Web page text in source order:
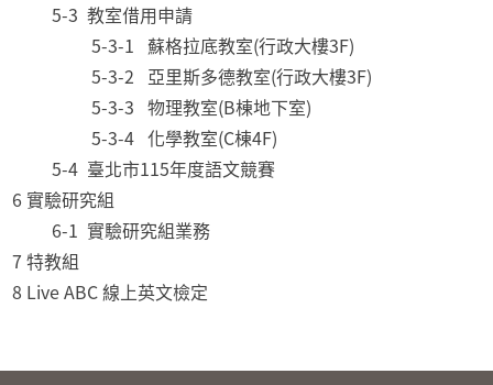
5-3 教室借用申請
5-3-1 蘇格拉底教室(行政大樓3F)
5-3-2 亞里斯多德教室(行政大樓3F)
5-3-3 物理教室(B棟地下室)
5-3-4 化學教室(C棟4F)
5-4 臺北市115年度語文競賽
6 實驗研究組
6-1 實驗研究組業務
7 特教組
8 Live ABC 線上英文檢定